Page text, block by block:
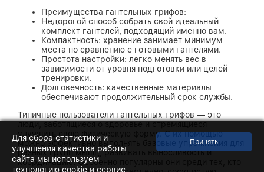
Преимущества гантельных грифов:
Недорогой способ собрать свой идеальный
комплект гантелей, подходящий именно вам.
Компактность: хранение занимает минимум
места по сравнению с готовыми гантелями.
Простота настройки: легко менять вес в
зависимости от уровня подготовки или целей
тренировки.
Долговечность: качественные материалы
обеспечивают продолжительный срок службы.
Типичные пользователи гантельных грифов — это
улучшить свою физическую форму. С их помощью
можно эффективно выполнять базовые упражнения для
разных групп мышц, развивать выносливость и
координацию. Особенно популярны они среди тех, кто
Для сбора статистики и
улучшения качества работы
сайта мы используем
технологию cookie и сервис